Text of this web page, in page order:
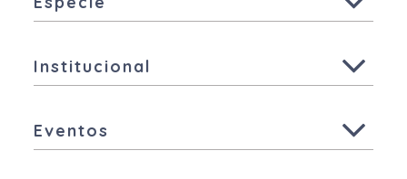
Ruminantes
Suínos
Institucional
Eventos